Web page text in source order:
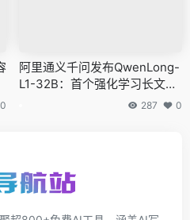
0
阿里通义千问发布QwenLong-
L1-32B：首个强化学习长文本
287 0